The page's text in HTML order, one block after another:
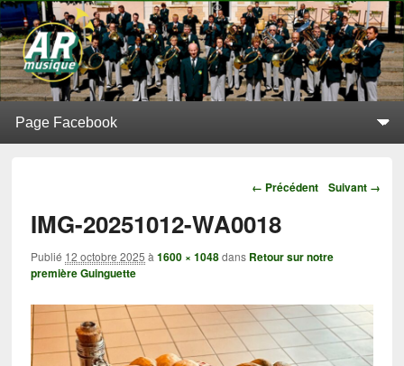
L'Alerte de Replonges
BATTERIE-FANFARE SITUÉE À REPLONGES (AIN)
Navigation
← Précédent Suivant →
IMG-20251012-WA0018
Publié 12 octobre 2025 à1600 × 1048dans Retour sur notre
première Guinguette